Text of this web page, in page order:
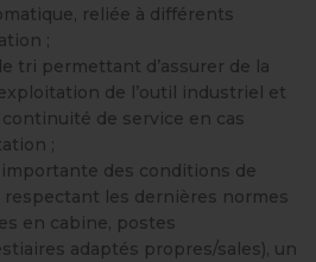
reliée à différents
;
tri permettant d’assurer de la
de l’outil industriel et
de service en cas
;
des conditions de
respectant les dernières normes
en cabine, postes
adaptés propres/sales), un